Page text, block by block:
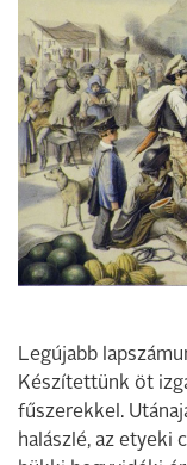
Legújabb
Készítettünk öt
fűszerekkel.
halászlé, az etyeki